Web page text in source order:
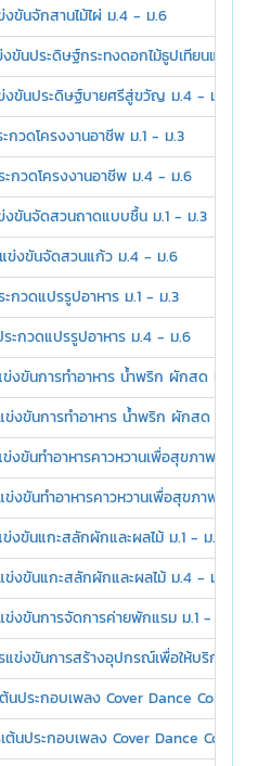
ขันจักสานไม้ไผ่ ม.4 - ม.6
ขันประดิษฐ์กระทงดอกไม้ธูปเทียนแพ ม.1 -
ขันประดิษฐ์บายศรีสู่ขวัญ ม.4 - ม.6
กวดโครงงานอาชีพ ม.1 - ม.3
กวดโครงงานอาชีพ ม.4 - ม.6
ขันจัดสวนถาดแบบชื้น ม.1 - ม.3
ข่งขันจัดสวนแก้ว ม.4 - ม.6
ะกวดแปรรูปอาหาร ม.1 - ม.3
ระกวดแปรรูปอาหาร ม.4 - ม.6
ข่งขันการทำอาหาร น้ำพริก ผักสด เครื่องเ
ข่งขันการทำอาหาร น้ำพริก ผักสด เครื่อง
งขันทำอาหารคาวหวานเพื่อสุขภาพเชิงธุรกิ
ข่งขันทำอาหารคาวหวานเพื่อสุขภาพเชิงธุร
งขันแกะสลักผักและผลไม้ ม.1 - ม.3
งขันแกะสลักผักและผลไม้ ม.4 - ม.6
งขันการจัดการค่ายพักแรม ม.1 - ม.3
ข่งขันการสร้างอุปกรณ์เพื่อให้บริการ ม.4
ต้นประกอบเพลง Cover Dance Contest
ต้นประกอบเพลง Cover Dance